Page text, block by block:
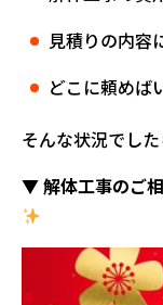
見積りの内容
どこに頼めば
そんな状況でし
▼ 解体工事のご